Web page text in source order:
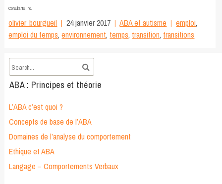
Consultants, Inc.
olivier_bourgueil 24 janvier 2017 ABA et autisme emploi,
emploi du temps,environnement, temps, transition, transitions
ABA : Principes et théorie
L’ABA c’est quoi ?
Concepts de base de l’ABA
Domaines de l’analyse du comportement
Ethique et ABA
Langage – Comportements Verbaux